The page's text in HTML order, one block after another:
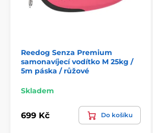
zkonstruován pro plynulé namotávání
vám nabídneergonomické madlo.
úchop vodítka k dlouhému venčení
vodítka naleznete ještě
kvalitní
Reedog Senza Premium
samonavíjecí vodítko M 25kg /
5m páska / růžové
Skladem
699 Kč Do košíku